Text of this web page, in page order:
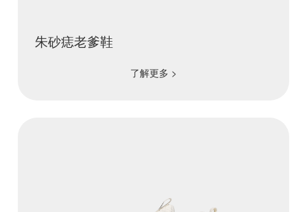
朱砂痣老爹鞋
了解更多 >